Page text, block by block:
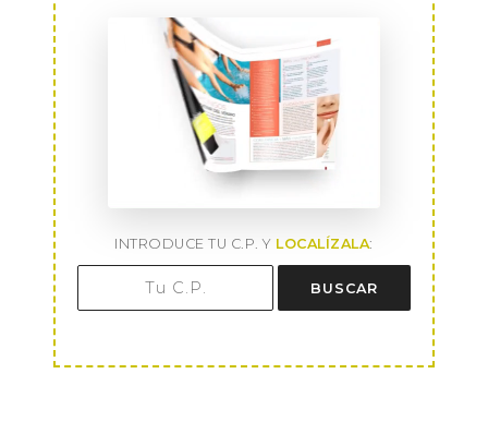
INTRODUCE TU C.P. Y LOCALÍZALA:
BUSCAR